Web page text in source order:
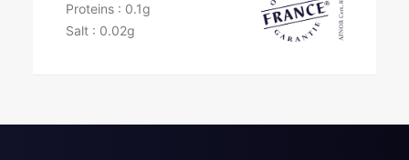
Proteins : 0.1g
Salt : 0.02g